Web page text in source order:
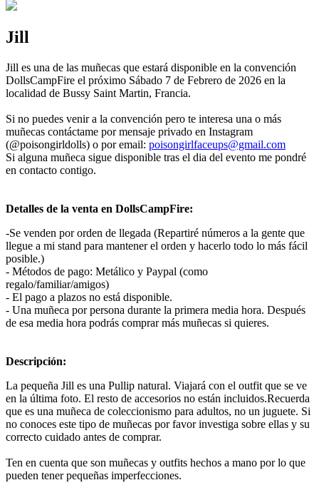
Jill
Jill es una de las muñecas que estará disponible en la convención
DollsCampFire el próximo Sábado 7 de Febrero de 2026 en la
localidad de Bussy Saint Martin, Francia.
Si no puedes venir a la convención pero te interesa una o más
muñecas contáctame por mensaje privado en Instagram
(@poisongirldolls) o por email: poisongirlfaceups@gmail.com
Si alguna muñeca sigue disponible tras el dia del evento me pondré
en contacto contigo.
Detalles de la venta en DollsCampFire:
-Se venden por orden de llegada (Repartiré números a la gente que
llegue a mi stand para mantener el orden y hacerlo todo lo más fácil
posible.)
- Métodos de pago: Metálico y Paypal (como
regalo/familiar/amigos)
- El pago a plazos no está disponible.
- Una muñeca por persona durante la primera media hora. Después
de esa media hora podrás comprar más muñecas si quieres.
Descripción:
La pequeña Jill es una Pullip natural. Viajará con el outfit que se ve
en la última foto. El resto de accesorios no están incluidos.Recuerda
que es una muñeca de coleccionismo para adultos, no un juguete. Si
no conoces este tipo de muñecas por favor investiga sobre ellas y su
correcto cuidado antes de comprar.
Ten en cuenta que son muñecas y outfits hechos a mano por lo que
pueden tener pequeñas imperfecciones.